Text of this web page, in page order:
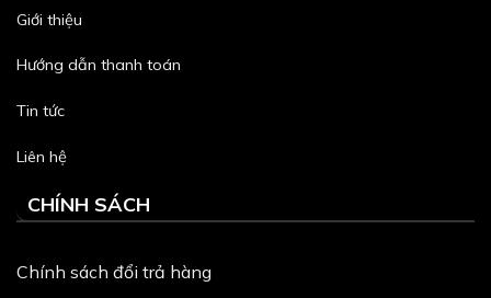
Giới thiệu
Hướng dẫn thanh toán
Tin tức
Liên hệ
CHÍNH SÁCH
Chính sách đổi trả hàng